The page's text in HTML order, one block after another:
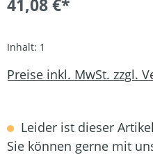
41,08 €*
Inhalt: 1
Preise inkl. MwSt. zzgl.
Leider ist dieser
Sie können gerne mit